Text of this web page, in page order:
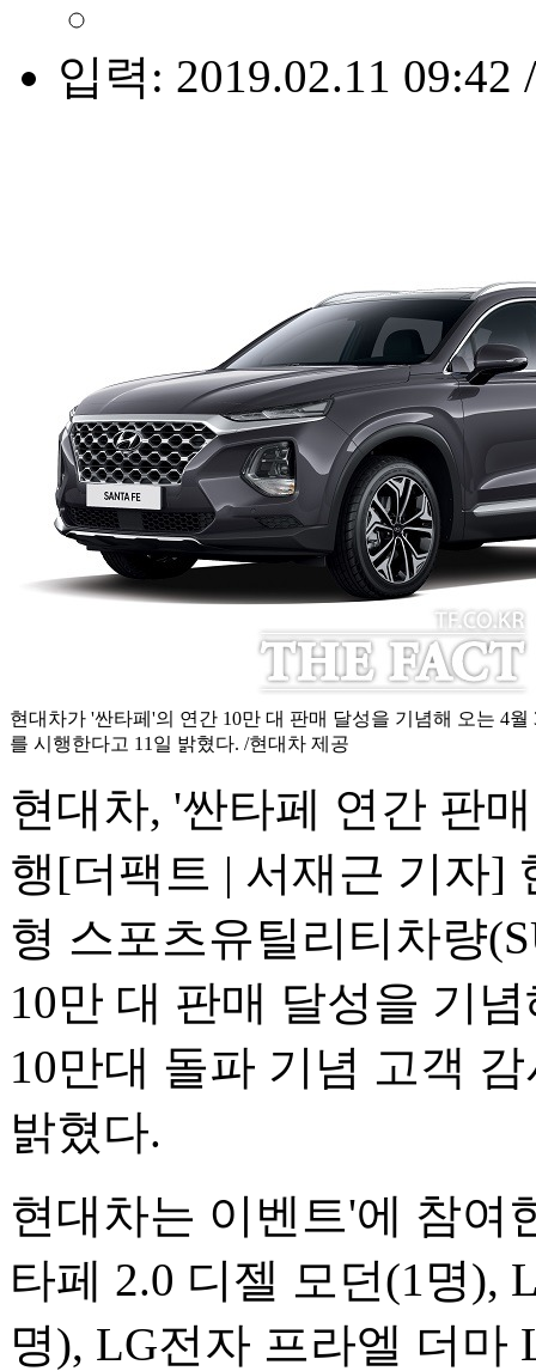
입력: 2019.02.11 09:42
현대차가 '싼타페'의 연간 10만 대 판매 달성을 기념해 오는 4
를 시행한다고 11일 밝혔다. /현대차 제공
현대차, '싼타페 연간 판
행[더팩트 | 서재근 기자]
형 스포츠유틸리티차량
10만 대 판매 달성을 기
10만대 돌파 기념 고객
밝혔다.
현대차는 이벤트'에 참여
타페 2.0 디젤 모던(1명),
명), LG전자 프라엘 더마